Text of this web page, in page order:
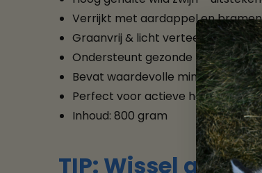
Verrijkt met aardappel en
Graanvrij & licht verteerbaar –
Ondersteunt gezonde huid en
Bevat waardevolle mineralen en
Perfect voor actieve honden en
Inhoud: 800 gram
TIP: Wissel af